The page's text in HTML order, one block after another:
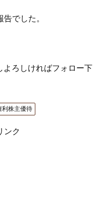
でした。
ろしければフォロー下
利株主優待
ンク